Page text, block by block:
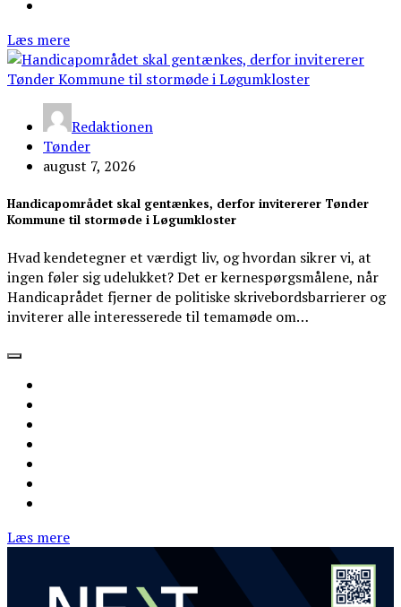
Læs mere
Redaktionen
Tønder
august 7, 2026
Handicapområdet skal gentænkes, derfor invitererer Tønder
Kommune til stormøde i Løgumkloster
Hvad kendetegner et værdigt liv, og hvordan sikrer vi, at
ingen føler sig udelukket? Det er kernespørgsmålene, når
Handicaprådet fjerner de politiske skrivebordsbarrierer og
inviterer alle interesserede til temamøde om…
Læs mere